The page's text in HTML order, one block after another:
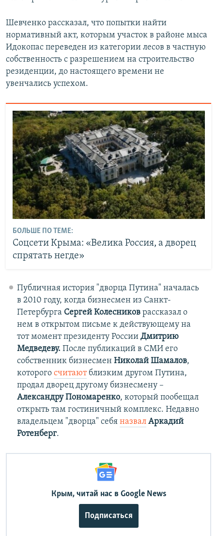
й
д
д
Шевченко рассказал, что попытки найти
нормативный акт, которым участок в районе мыса
Идокопас переведен из категории лесов в частную
собственность с разрешением на строительство
резиденции, до настоящего времени не
увенчались успехом.
БОЛЬШЕ ПО ТЕМЕ:
Соцсети Крыма: «Велика Россия, а дворец
спрятать негде»
Публичная история "дворца Путина" началась
в 2010 году, когда бизнесмен из Санкт-
Петербурга Сергей Колесников рассказал о
нем в открытом письме к действующему на
тот момент президенту России Дмитрию
Медведеву. После публикаций в СМИ его
собственник бизнесмен Николай Шамалов,
которого считаютблизким другом Путина,
продал дворец другому бизнесмену –
Александру Пономаренко, который пообещал
открыть там гостиничный комплекс. Недавно
владельцем "дворца" себя назвалАркадий
Ротенберг.
Крым, читай нас в Google News
Подписаться